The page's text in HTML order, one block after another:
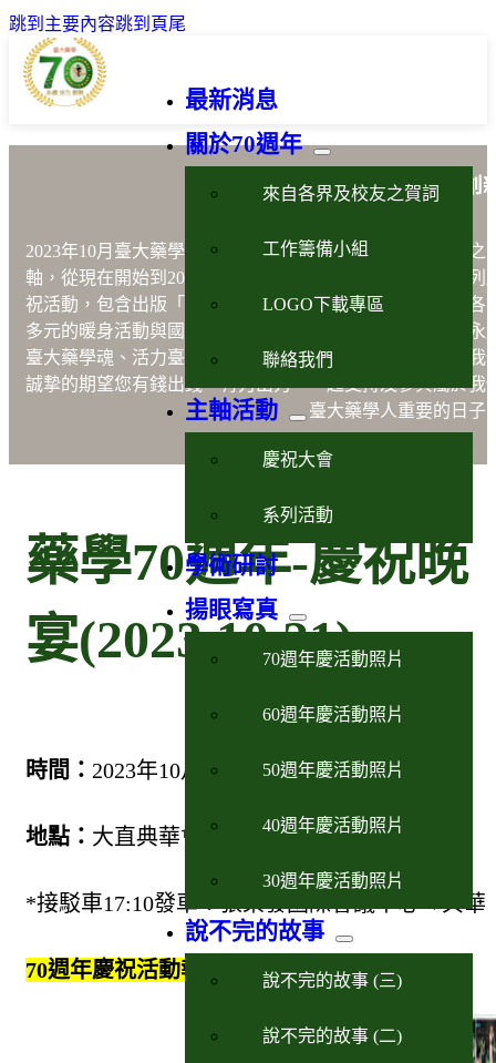
跳到主要內容跳到頁尾
最新消息
關於70週年
來自各界及校友之賀詞
工作籌備小組
LOGO下載專區
聯絡我們
主軸活動
慶祝大會
系列活動
學術研討
揚眼寫真
70週年慶活動照片
60週年慶活動照片
50週年慶活動照片
40週年慶活動照片
30週年慶活動照片
說不完的故事
說不完的故事 (三)
說不完的故事 (二)
藥學永續活力創
2023年10月臺大藥學70週年以藥學「永續、活力、創新」
之
軸，從現在開始到2023年10月21日的慶祝晚會將進行一系列
祝活動，包含出版「說不完的故事」、設計紀念品、舉辦各
多元的暖身活動與國際學術研討會等，以嶄新之形式展現永
臺大藥學魂、活力臺大藥學人及創新臺大藥學院之風貌。我
誠摯的期望您有錢出錢，有力出力，一起支持及參與屬於我
臺大藥學人重要的日子
藥學70週年-慶祝晚
宴(2023.10.21)
時間： 2023年10月21日 (六) 18:00~21:30
地點： 大直典華會館(台北市中山區植福路8號)
*接駁車17:10發車：張榮發國際會議中心→典華
70週年慶祝活動報名： https://reurl.cc/V8Ek0b